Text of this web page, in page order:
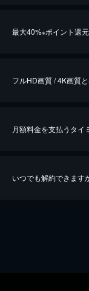
最大40%※ポイント還
※40％ポイント還元の対象
iOSアプリのUコイン決
フルHD画質 / 4K画質と
月額料金を支払うタイ
いつでも解約できます